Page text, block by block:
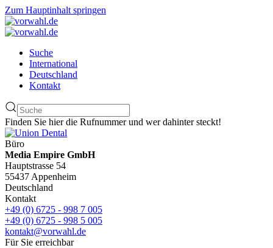
Zum Hauptinhalt springen
Suche
International
Deutschland
Kontakt
Finden Sie hier die Rufnummer und wer dahinter steckt!
Büro
Media Empire GmbH
Hauptstrasse 54
55437 Appenheim
Deutschland
Kontakt
+49 (0) 6725 - 998 7 005
+49 (0) 6725 - 998 5 005
kontakt@vorwahl.de
Für Sie erreichbar